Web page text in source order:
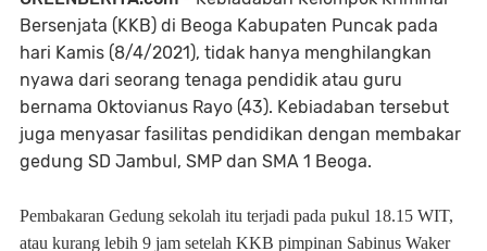
Bersenjata (KKB) di Beoga Kabupaten Puncak pada
hari Kamis (8/4/2021), tidak hanya menghilangkan
nyawa dari seorang tenaga pendidik atau guru
bernama Oktovianus Rayo (43). Kebiadaban tersebut
juga menyasar fasilitas pendidikan dengan membakar
gedung SD Jambul, SMP dan SMA 1 Beoga.
Pembakaran Gedung sekolah itu terjadi pada pukul 18.15 WIT,
atau kurang lebih 9 jam setelah KKB pimpinan Sabinus Waker